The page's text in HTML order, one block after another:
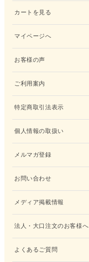
カートを見る
マイページへ
お客様の声
ご利用案内
特定商取引法表示
個人情報の取扱い
メルマガ登録
お問い合わせ
メディア掲載情報
法人・大口注文のお客様へ
よくあるご質問